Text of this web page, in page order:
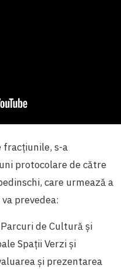
s-a
protocolare de către
care urmează a
prevedea:
de Cultură și
Spații Verzi și
și prezentarea